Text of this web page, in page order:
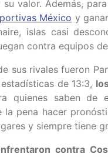
valor. Además,
México y
islas casi
contra equipos
sus rivales fueron
de 13:3,
quienes saben de
la pena hacer
y siempre tiene
contra